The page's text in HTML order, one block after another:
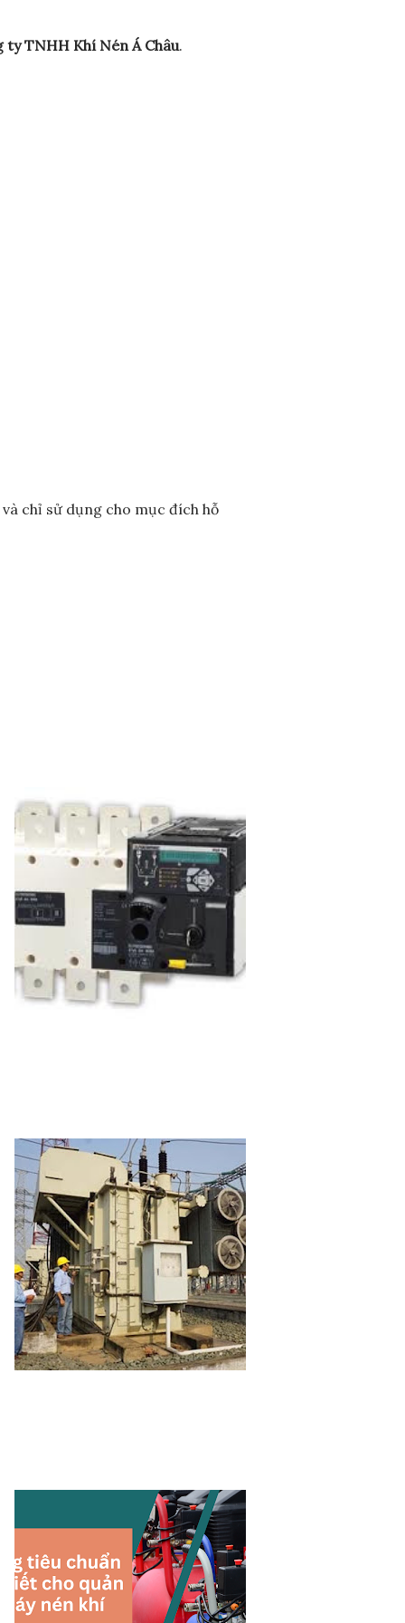
ty TNHH Khí Nén Á Châu.
chỉ sử dụng cho mục đích hỗ